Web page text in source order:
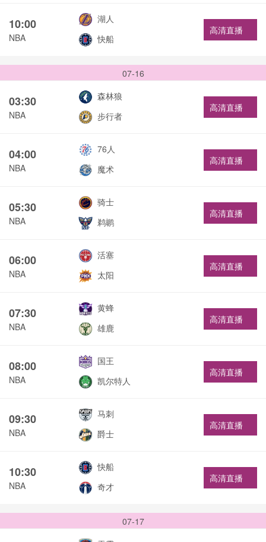
10:00
NBA
湖人
快船
高清直播
07-16
03:30
NBA
森林狼
步行者
高清直播
04:00
NBA
76人
魔术
高清直播
05:30
NBA
骑士
鹈鹕
高清直播
06:00
NBA
活塞
太阳
高清直播
07:30
NBA
黄蜂
雄鹿
高清直播
08:00
NBA
国王
凯尔特人
高清直播
09:30
NBA
马刺
爵士
高清直播
10:30
NBA
快船
奇才
高清直播
07-17